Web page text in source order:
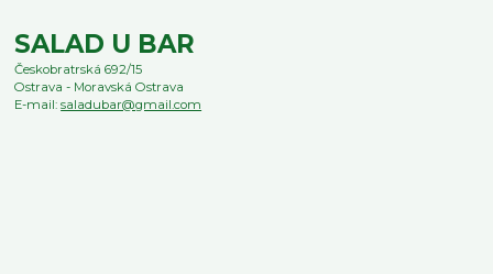
SALAD U BAR
Českobratrská 692/15
Ostrava - Moravská Ostrava
E-mail:saladubar@gmail.com